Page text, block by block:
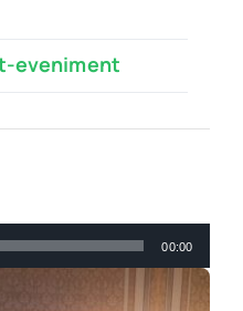
eveniment
00:00